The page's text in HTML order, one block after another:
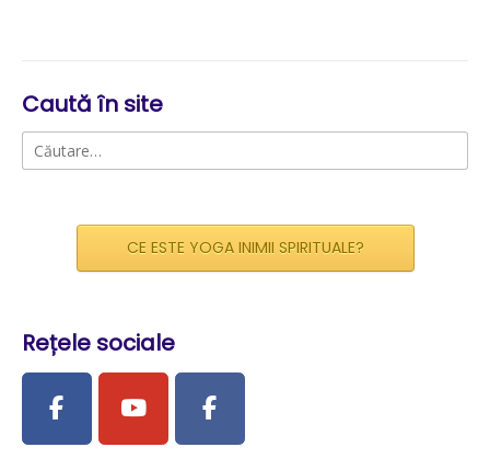
Caută în site
Caută
după:
CE ESTE YOGA INIMII SPIRITUALE?
Rețele sociale